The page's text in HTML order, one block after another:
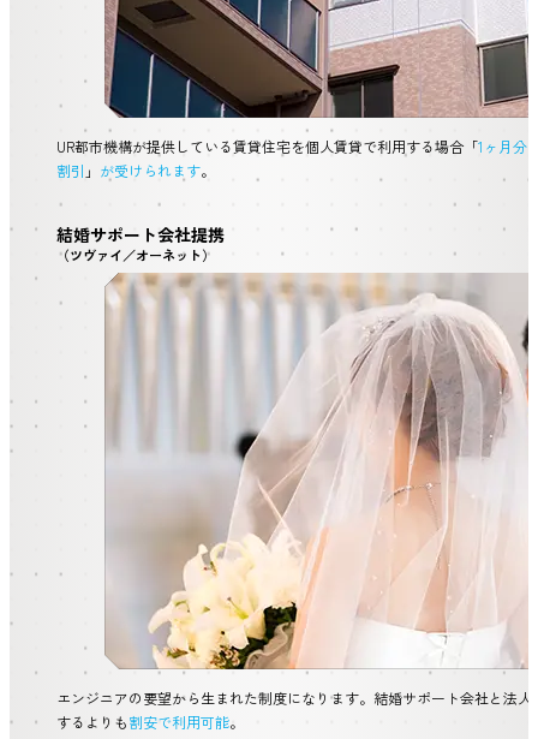
UR都市機構が提供している賃貸住宅を個人賃貸で利用する場合「1ヶ月分
割引 」 が受けられます。
結婚サポート会社提携
（ツヴァイ／オーネット）
エンジニアの要望から生まれた制度になります。結婚サポート会社と法
するよりも割安で利用可能。